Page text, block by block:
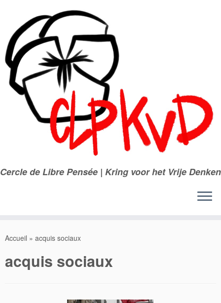
contenu
Cercle de Libre Pensée | Kring voor het Vrije Denken
Accueil » acquis sociaux
acquis sociaux